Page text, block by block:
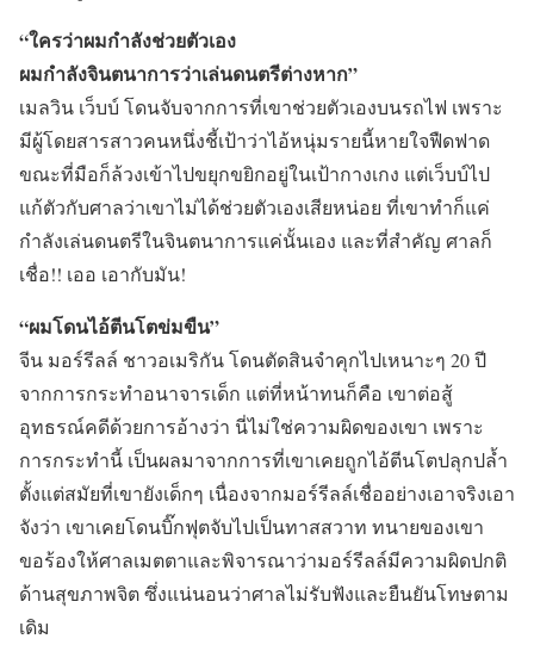
“ใครว่าผมกำลังช่วยตัวเอง
ผมกำลังจินตนาการว่าเล่นดนตรีต่างหาก”
เมลวิน เว็บบ์ โดนจับจากการที่เขาช่วยตัวเองบนรถไฟ เพราะ
มีผู้โดยสารสาวคนหนึ่งชี้เป้าว่าไอ้หนุ่มรายนี้หายใจฟืดฟาด
ขณะที่มือก็ล้วงเข้าไปขยุกขยิกอยู่ในเป้ากางเกง แต่เว็บบ์ไป
แก้ตัวกับศาลว่าเขาไม่ได้ช่วยตัวเองเสียหน่อย ที่เขาทำก็แค่
กำลังเล่นดนตรีในจินตนาการแค่นั้นเอง และที่สำคัญ ศาลก็
เชื่อ!! เออ เอากับมัน!
“ผมโดนไอ้ตีนโตข่มขืน”
จีน มอร์รีลล์ ชาวอเมริกัน โดนตัดสินจำคุกไปเหนาะๆ 20 ปี
จากการกระทำอนาจารเด็ก แต่ที่หน้าทนก็คือ เขาต่อสู้
อุทธรณ์คดีด้วยการอ้างว่า นี่ไม่ใช่ความผิดของเขา เพราะ
การกระทำนี้ เป็นผลมาจากการที่เขาเคยถูกไอ้ตีนโตปลุกปล้ำ
ตั้งแต่สมัยที่เขายังเด็กๆ เนื่องจากมอร์รีลล์เชื่ออย่างเอาจริงเอา
จังว่า เขาเคยโดนบิ๊กฟุตจับไปเป็นทาสสวาท ทนายของเขา
ขอร้องให้ศาลเมตตาและพิจารณาว่ามอร์รีลล์มีความผิดปกติ
ด้านสุขภาพจิต ซึ่งแน่นอนว่าศาลไม่รับฟังและยืนยันโทษตาม
เดิม